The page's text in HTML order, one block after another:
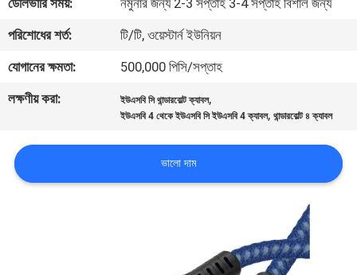
যোগাযোগ
খবর
মামলা
ডেলিভারি সময়:
নমুনার জন্য 2-3 সপ্তাহ 3-4 সপ্তাহ বিশাল জন্য
পরিশোধের শর্ত:
টি/টি, ওয়েস্টার্ন ইউনিয়ন
যোগানের ক্ষমতা:
500,000 পিসি/সপ্তাহ
লক্ষণীয় করা:
ইউএসবি সি থান্ডারবোল্ট ক্যাবল,
ইউএসবি 4 থেকে ইউএসবি সি ইউএসবি 4 ক্যাবল,থান্ডারবোল্ট ৪ ক্যাবল
ভালো দাম